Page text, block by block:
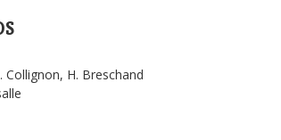
H. Breschand